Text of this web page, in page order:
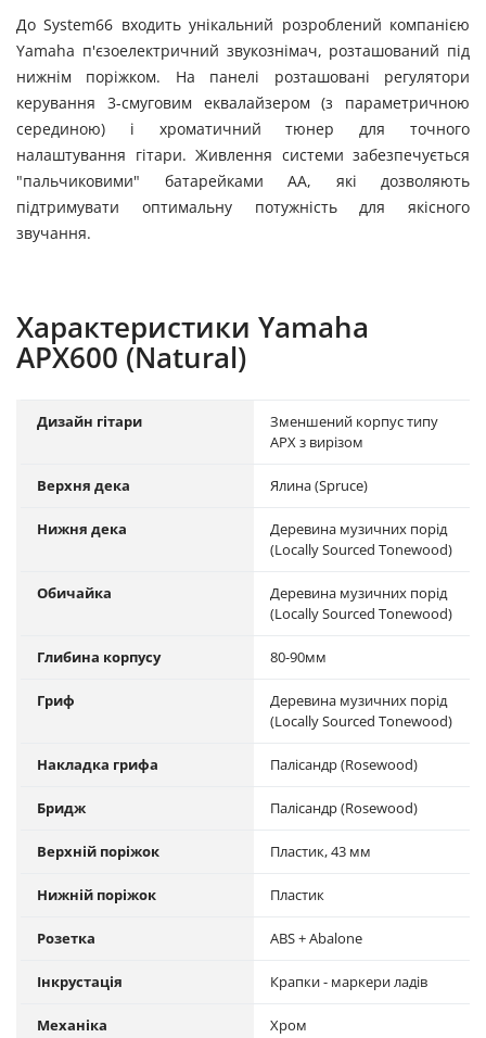
До System66 входить унікальний розроблений компанією
Yamaha п'єзоелектричний звукознімач, розташований під
нижнім поріжком. На панелі розташовані регулятори
керування 3-смуговим еквалайзером (з параметричною
серединою) і хроматичний тюнер для точного
налаштування гітари. Живлення системи забезпечується
"пальчиковими" батарейками АА, які дозволяють
підтримувати оптимальну потужність для якісного
звучання.
Характеристики Yamaha
APX600 (Natural)
Дизайн гітари
Зменшений корпус типу
APX з вирізом
Верхня дека Ялина (Spruce)
Нижня дека
Деревина музичних порід
(Locally Sourced Tonewood)
Обичайка
Деревина музичних порід
(Locally Sourced Tonewood)
Глибина корпусу 80-90мм
Гриф
Деревина музичних порід
(Locally Sourced Tonewood)
Накладка грифа Палісандр (Rosewood)
Бридж Палісандр (Rosewood)
Верхній поріжок Пластик, 43 мм
Нижній поріжок Пластик
Розетка ABS + Abalone
Інкрустація Крапки - маркери ладів
Механіка Хром